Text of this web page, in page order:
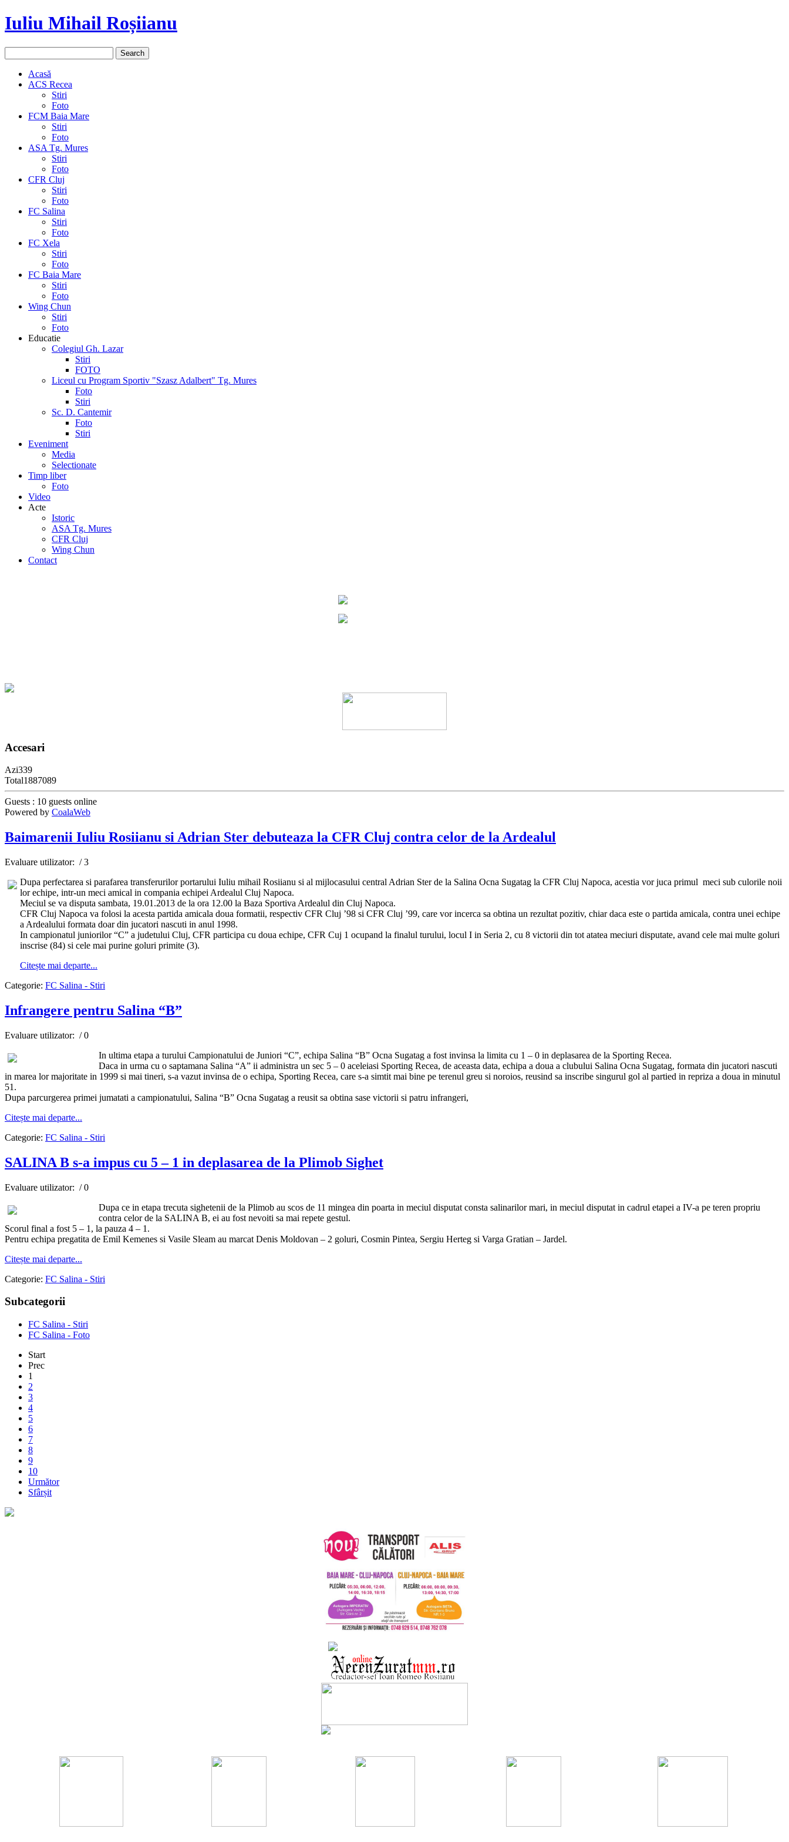
Iuliu Mihail Roșiianu
Acasă
ACS Recea
Stiri
Foto
FCM Baia Mare
Stiri
Foto
ASA Tg. Mures
Stiri
Foto
CFR Cluj
Stiri
Foto
FC Salina
Stiri
Foto
FC Xela
Stiri
Foto
FC Baia Mare
Stiri
Foto
Wing Chun
Stiri
Foto
Educatie
Colegiul Gh. Lazar
Stiri
FOTO
Liceul cu Program Sportiv "Szasz Adalbert" Tg. Mures
Foto
Stiri
Sc. D. Cantemir
Foto
Stiri
Eveniment
Media
Selectionate
Timp liber
Foto
Video
Acte
Istoric
ASA Tg. Mures
CFR Cluj
Wing Chun
Contact
Accesari
Azi339
Total1887089
Guests : 10 guests online
Powered by CoalaWeb
Baimarenii Iuliu Rosiianu si Adrian Ster debuteaza la CFR Cluj contra celor de la Ardealul
Evaluare utilizator: / 3
Dupa perfectarea si parafarea transferurilor portarului Iuliu mihail Rosiianu si al mijlocasului central Adrian Ster de la Salina Ocna Sugatag la CFR Cluj Napoca, acestia vor juca primul meci sub culorile noii
lor echipe, intr-un meci amical in compania echipei Ardealul Cluj Napoca.
Meciul se va disputa sambata, 19.01.2013 de la ora 12.00 la Baza Sportiva Ardealul din Cluj Napoca.
CFR Cluj Napoca va folosi la acesta partida amicala doua formatii, respectiv CFR Cluj ’98 si CFR Cluj ’99, care vor incerca sa obtina un rezultat pozitiv, chiar daca este o partida amicala, contra unei echipe
a Ardealului formata doar din jucatori nascuti in anul 1998.
In campionatul juniorilor “C” a judetului Cluj, CFR participa cu doua echipe, CFR Cuj 1 ocupand la finalul turului, locul I in Seria 2, cu 8 victorii din tot atatea meciuri disputate, avand cele mai multe goluri
inscrise (84) si cele mai purine goluri primite (3).
Citește mai departe...
Categorie: FC Salina - Stiri
Infrangere pentru Salina “B”
Evaluare utilizator: / 0
In ultima etapa a turului Campionatului de Juniori “C”, echipa Salina “B” Ocna Sugatag a fost invinsa la limita cu 1 – 0 in deplasarea de la Sporting Recea.
Daca in urma cu o saptamana Salina “A” ii administra un sec 5 – 0 aceleiasi Sporting Recea, de aceasta data, echipa a doua a clubului Salina Ocna Sugatag, formata din jucatori nascuti
in marea lor majoritate in 1999 si mai tineri, s-a vazut invinsa de o echipa, Sporting Recea, care s-a simtit mai bine pe terenul greu si noroios, reusind sa inscribe singurul gol al partied in repriza a doua in minutul
51.
Dupa parcurgerea primei jumatati a campionatului, Salina “B” Ocna Sugatag a reusit sa obtina sase victorii si patru infrangeri,
Citește mai departe...
Categorie: FC Salina - Stiri
SALINA B s-a impus cu 5 – 1 in deplasarea de la Plimob Sighet
Evaluare utilizator: / 0
Dupa ce in etapa trecuta sighetenii de la Plimob au scos de 11 mingea din poarta in meciul disputat consta salinarilor mari, in meciul disputat in cadrul etapei a IV-a pe teren propriu
contra celor de la SALINA B, ei au fost nevoiti sa mai repete gestul.
Scorul final a fost 5 – 1, la pauza 4 – 1.
Pentru echipa pregatita de Emil Kemenes si Vasile Sleam au marcat Denis Moldovan – 2 goluri, Cosmin Pintea, Sergiu Herteg si Varga Gratian – Jardel.
Citește mai departe...
Categorie: FC Salina - Stiri
Subcategorii
FC Salina - Stiri
FC Salina - Foto
Start
Prec
1
2
3
4
5
6
7
8
9
10
Următor
Sfârșit